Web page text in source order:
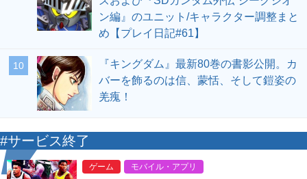
ン編』のユニット/キャラクター調整まと
め【プレイ日記#61】
10
『キングダム』最新80巻の書影公開。カ
バーを飾るのは信、蒙恬、そして鎧姿の
羌瘣！
#サービス終了
ゲーム モバイル・アプリ